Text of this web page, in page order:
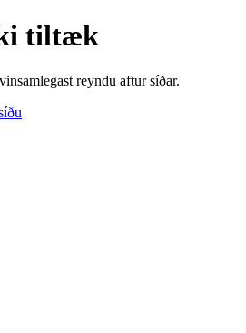
tiltæk
reyndu aftur síðar.